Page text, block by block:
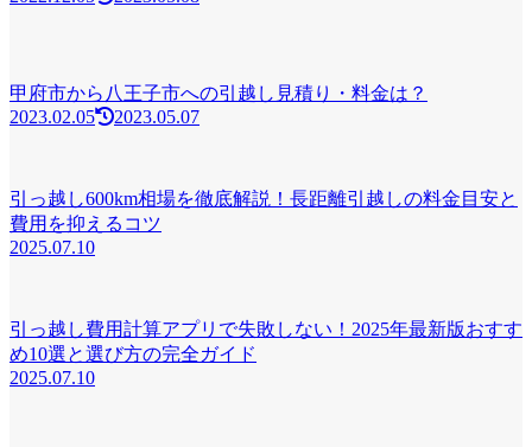
甲府市から八王子市への引越し見積り・料金は？
2023.02.05
2023.05.07
引っ越し600km相場を徹底解説！長距離引越しの料金目安と
費用を抑えるコツ
2025.07.10
引っ越し費用計算アプリで失敗しない！2025年最新版おすす
め10選と選び方の完全ガイド
2025.07.10